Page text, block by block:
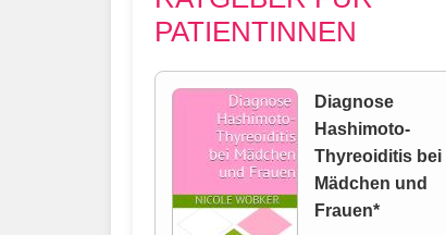
PATIENTINNEN
Diagnose
Hashimoto-
Thyreoiditis bei
Mädchen und
Frauen*